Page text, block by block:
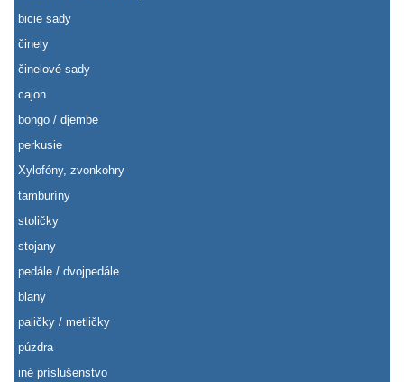
bicie sady
činely
činelové sady
cajon
bongo / djembe
perkusie
Xylofóny, zvonkohry
tamburíny
stoličky
stojany
pedále / dvojpedále
blany
paličky / metličky
púzdra
iné príslušenstvo